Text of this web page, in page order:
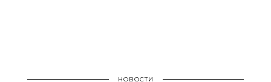
НОВОСТИ